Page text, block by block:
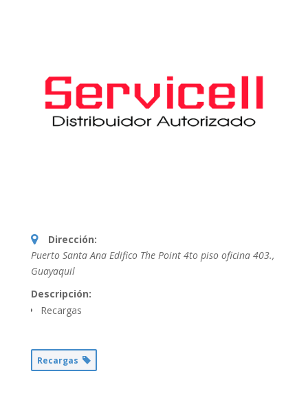
Dirección:
Puerto Santa Ana Edifico The Point 4to piso oficina 403.,
Guayaquil
Descripción:
Recargas
Recargas